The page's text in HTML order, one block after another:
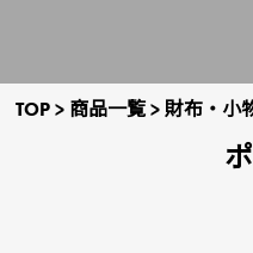
TOP > 商品一覧>財布・小